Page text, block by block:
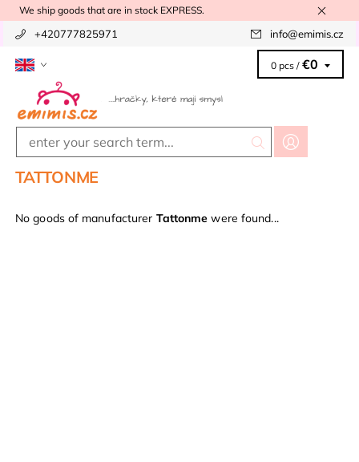
We ship goods that are in stock EXPRESS.
+420777825971 info@emimis.cz
0 pcs / €0
TATTONME
No goods of manufacturer Tattonme were found...